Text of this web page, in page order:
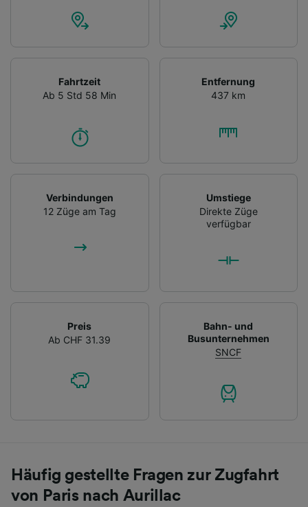
Fahrtzeit
Ab 5 Std 58 Min
Entfernung
437 km
Verbindungen
12 Züge am Tag
Umstiege
Direkte Züge
verfügbar
Preis
Ab CHF 31.39
Bahn- und
Busunternehmen
SNCF
Häufig gestellte Fragen zur Zugfahrt
von Paris nach Aurillac